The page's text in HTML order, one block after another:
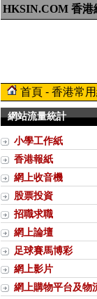
HKSIN.COM 香港
首頁 - 香港常
網站流量統計
小學工作紙
香港報紙
網上收音機
股票投資
招職求職
網上論壇
足球賽馬博彩
網上影片
網上購物平台及物